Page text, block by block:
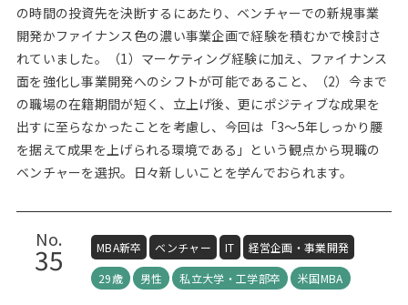
の時間の投資先を決断するにあたり、ベンチャーでの新規事業
開発かファイナンス色の濃い事業企画で経験を積むかで検討さ
れていました。（1）マーケティング経験に加え、ファイナンス
面を強化し事業開発へのシフトが可能であること、（2）今まで
の職場の在籍期間が短く、立上げ後、更にポジティブな成果を
出すに至らなかったことを考慮し、今回は「3～5年しっかり腰
を据えて成果を上げられる環境である」という観点から現職の
ベンチャーを選択。日々新しいことを学んでおられます。
No.
35 MBA新卒 ベンチャー IT
経営企画・事業開発
29歳
男性 私立大学・工学部卒 米国MBA